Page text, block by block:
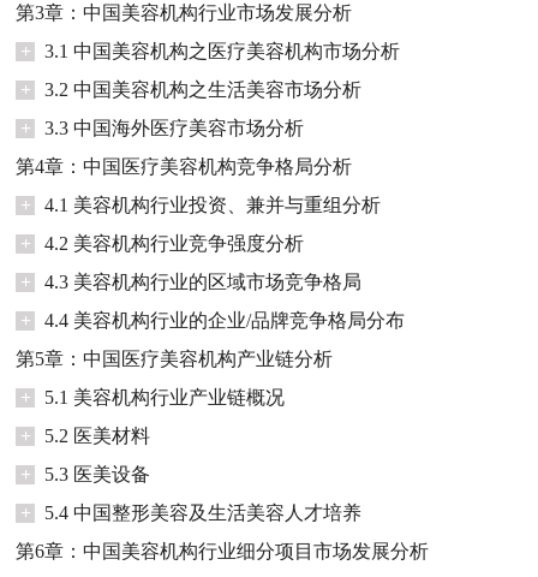
第3章：中国美容机构行业市场发展分析
+
3.1 中国美容机构之医疗美容机构市场分析
+
3.2 中国美容机构之生活美容市场分析
+
3.3 中国海外医疗美容市场分析
第4章：中国医疗美容机构竞争格局分析
+
4.1 美容机构行业投资、兼并与重组分析
+
4.2 美容机构行业竞争强度分析
+
4.3 美容机构行业的区域市场竞争格局
+
4.4 美容机构行业的企业/品牌竞争格局分布
第5章：中国医疗美容机构产业链分析
+
5.1 美容机构行业产业链概况
+
5.2 医美材料
+
5.3 医美设备
+
5.4 中国整形美容及生活美容人才培养
第6章：中国美容机构行业细分项目市场发展分析